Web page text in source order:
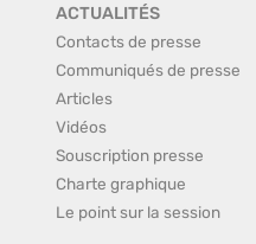
ACTUALITÉS
Contacts de presse
Communiqués de presse
Articles
Vidéos
Souscription presse
Charte graphique
Le point sur la session